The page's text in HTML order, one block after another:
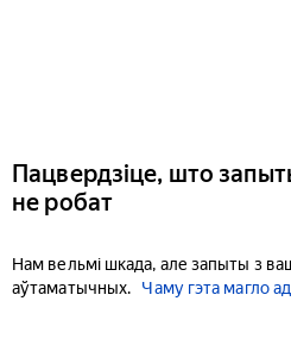
Пацвердзіце, што
не робат
Нам вельмі шкада, але запыты з
аўтаматычных.
Чаму гэта магло